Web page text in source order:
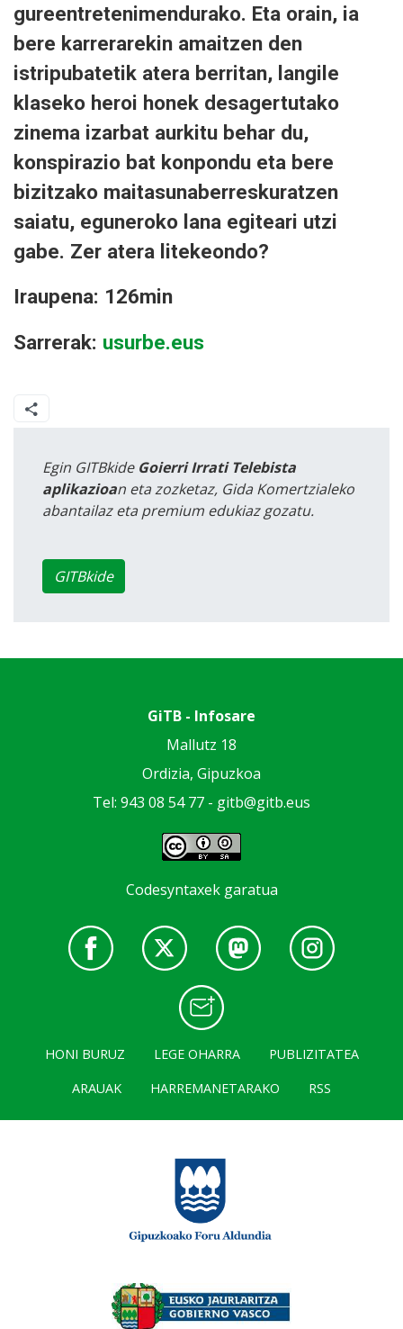
gureentretenimendurako. Eta orain, ia
bere karrerarekin amaitzen den
istripubatetik atera berritan, langile
klaseko heroi honek desagertutako
zinema izarbat aurkitu behar du,
konspirazio bat konpondu eta bere
bizitzako maitasunaberreskuratzen
saiatu, eguneroko lana egiteari utzi
gabe. Zer atera litekeondo?
Iraupena: 126min
Sarrerak: usurbe.eus
Egin GITBkide Goierri Irrati Telebista
aplikazioan eta zozketaz, Gida Komertzialeko
abantailaz eta premium edukiaz gozatu.
GITBkide
GiTB - Infosare
Mallutz 18
Ordizia, Gipuzkoa
Tel: 943 08 54 77 - gitb@gitb.eus
Codesyntaxek garatua
HONI BURUZ LEGE OHARRA
PUBLIZITATEA
ARAUAK
HARREMANETARAKO RSS